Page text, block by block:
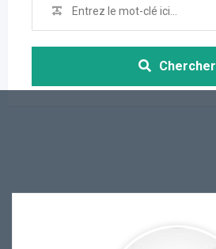
Chercher